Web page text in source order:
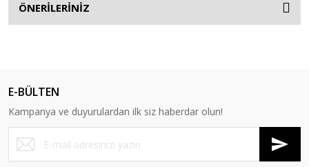
ÖNERİLERİNİZ
E-BÜLTEN
Kampanya ve duyurulardan ilk siz haberdar olun!